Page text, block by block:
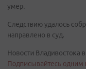
умер.
Следствию удалось
направлено в суд.
Новости Владивостока
Подписывайтесь одним